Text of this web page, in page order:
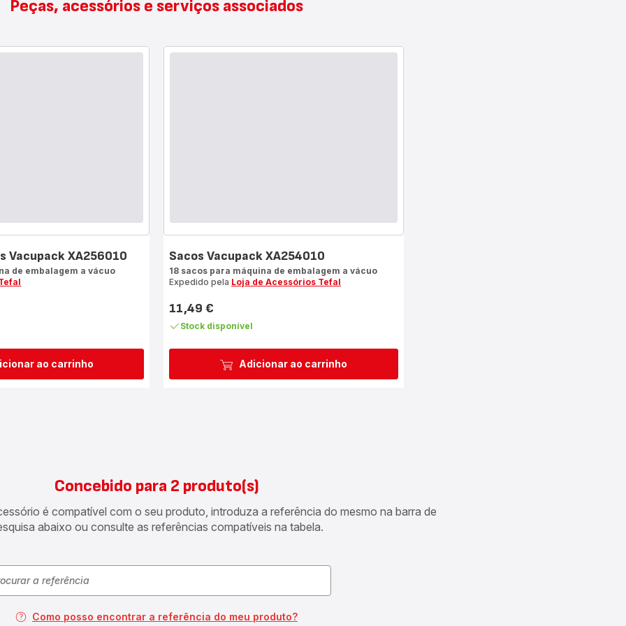
Peças, acessórios e serviços associados
ao carrinho
Vacupack XA256010
de embalagem a vácuo
Adicionar ao carrinho
Sacos Vacupack XA254010
18 sacos para máquina de embalagem a vácuo
Expedido pela Loja de Acessórios Tefal
Preço
11,49 €
Stock disponível
Concebido para 2 produto(s)
é compatível com o seu produto, introduza a referência do mesmo na barra de
abaixo ou consulte as referências compatíveis na tabela.
Como posso encontrar a referência do meu produto?